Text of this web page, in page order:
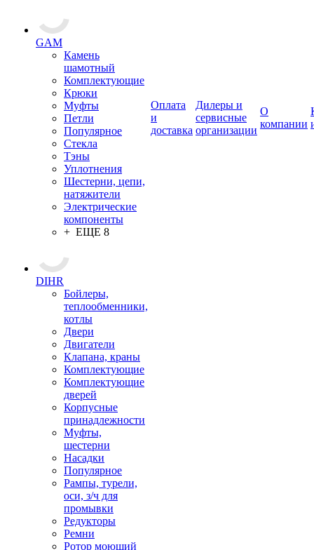
GAM
Камень
шамотный
Комплектующие
Крюки
Муфты
Петли
Популярное
Стекла
Тэны
Уплотнения
Шестерни, цепи,
натяжители
Электрические
компоненты
+ ЕЩЕ 8
DIHR
Бойлеры,
теплообменники,
котлы
Двери
Двигатели
Клапана, краны
Комплектующие
Комплектующие
дверей
Корпусные
принадлежности
Муфты,
шестерни
Насадки
Популярное
Рампы, турели,
оси, з/ч для
промывки
Редукторы
Ремни
Ротор моющий
Оплата
и
доставка
Дилеры и
сервисные
организации
О
компании